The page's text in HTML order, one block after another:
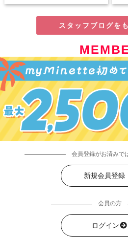
スタッフブログを
会員登録がお済みで
新規会員登録
会員の方
ログイン